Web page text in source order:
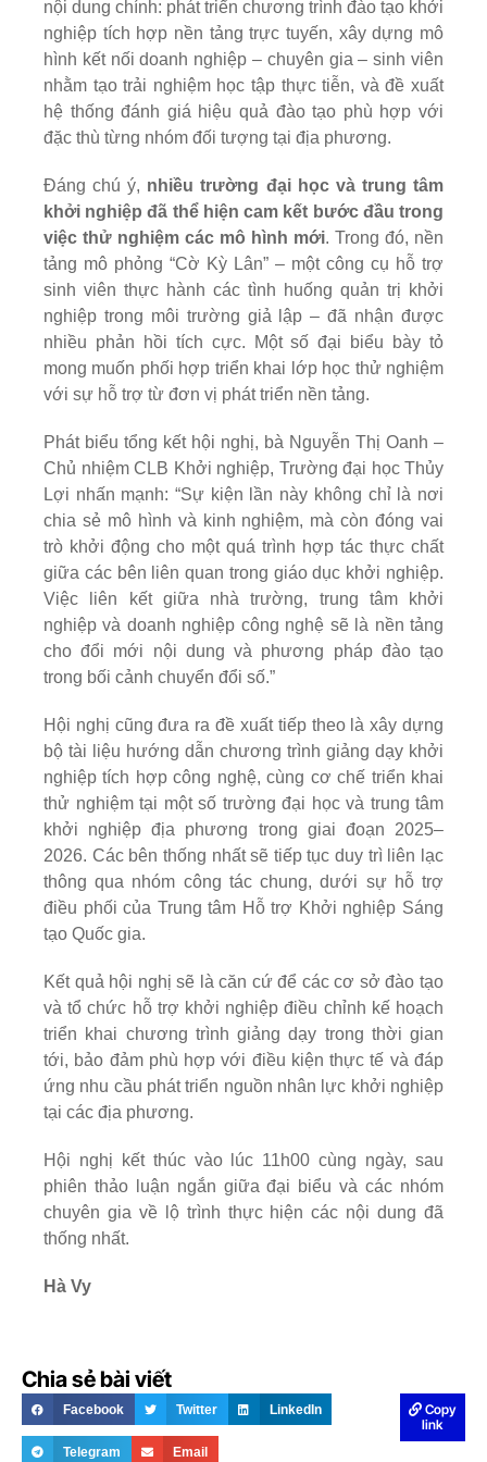
nội dung chính: phát triển chương trình đào tạo khởi
nghiệp tích hợp nền tảng trực tuyến, xây dựng mô
hình kết nối doanh nghiệp – chuyên gia – sinh viên
nhằm tạo trải nghiệm học tập thực tiễn, và đề xuất
hệ thống đánh giá hiệu quả đào tạo phù hợp với
đặc thù từng nhóm đối tượng tại địa phương.
Đáng chú ý, nhiều trường đại học và trung tâm
khởi nghiệp đã thể hiện cam kết bước đầu trong
việc thử nghiệm các mô hình mới. Trong đó, nền
tảng mô phỏng “Cờ Kỳ Lân” – một công cụ hỗ trợ
sinh viên thực hành các tình huống quản trị khởi
nghiệp trong môi trường giả lập – đã nhận được
nhiều phản hồi tích cực. Một số đại biểu bày tỏ
mong muốn phối hợp triển khai lớp học thử nghiệm
với sự hỗ trợ từ đơn vị phát triển nền tảng.
Phát biểu tổng kết hội nghị, bà Nguyễn Thị Oanh –
Chủ nhiệm CLB Khởi nghiệp, Trường đại học Thủy
Lợi nhấn mạnh: “Sự kiện lần này không chỉ là nơi
chia sẻ mô hình và kinh nghiệm, mà còn đóng vai
trò khởi động cho một quá trình hợp tác thực chất
giữa các bên liên quan trong giáo dục khởi nghiệp.
Việc liên kết giữa nhà trường, trung tâm khởi
nghiệp và doanh nghiệp công nghệ sẽ là nền tảng
cho đổi mới nội dung và phương pháp đào tạo
trong bối cảnh chuyển đổi số.”
Hội nghị cũng đưa ra đề xuất tiếp theo là xây dựng
bộ tài liệu hướng dẫn chương trình giảng dạy khởi
nghiệp tích hợp công nghệ, cùng cơ chế triển khai
thử nghiệm tại một số trường đại học và trung tâm
khởi nghiệp địa phương trong giai đoạn 2025–
2026. Các bên thống nhất sẽ tiếp tục duy trì liên lạc
thông qua nhóm công tác chung, dưới sự hỗ trợ
điều phối của Trung tâm Hỗ trợ Khởi nghiệp Sáng
tạo Quốc gia.
Kết quả hội nghị sẽ là căn cứ để các cơ sở đào tạo
và tổ chức hỗ trợ khởi nghiệp điều chỉnh kế hoạch
triển khai chương trình giảng dạy trong thời gian
tới, bảo đảm phù hợp với điều kiện thực tế và đáp
ứng nhu cầu phát triển nguồn nhân lực khởi nghiệp
tại các địa phương.
Hội nghị kết thúc vào lúc 11h00 cùng ngày, sau
phiên thảo luận ngắn giữa đại biểu và các nhóm
chuyên gia về lộ trình thực hiện các nội dung đã
thống nhất.
Hà Vy
Chia sẻ bài viết
Facebook Twitter LinkedIn
Telegram Email
Copy
link